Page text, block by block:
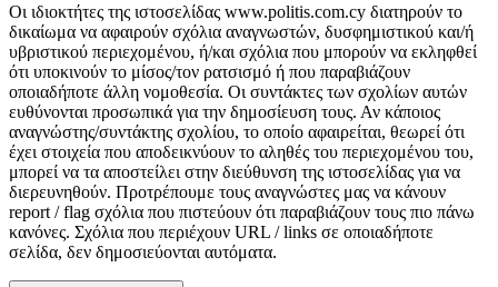
Οι ιδιοκτήτες της ιστοσελίδας www.politis.com.cy διατηρούν το
δικαίωμα να αφαιρούν σχόλια αναγνωστών, δυσφημιστικού και/ή
υβριστικού περιεχομένου, ή/και σχόλια που μπορούν να εκληφθεί
ότι υποκινούν το μίσος/τον ρατσισμό ή που παραβιάζουν
οποιαδήποτε άλλη νομοθεσία. Οι συντάκτες των σχολίων αυτών
ευθύνονται προσωπικά για την δημοσίευση τους. Αν κάποιος
αναγνώστης/συντάκτης σχολίου, το οποίο αφαιρείται, θεωρεί ότι
έχει στοιχεία που αποδεικνύουν το αληθές του περιεχομένου του,
μπορεί να τα αποστείλει στην διεύθυνση της ιστοσελίδας για να
διερευνηθούν. Προτρέπουμε τους αναγνώστες μας να κάνουν
report / flag σχόλια που πιστεύουν ότι παραβιάζουν τους πιο πάνω
κανόνες. Σχόλια που περιέχουν URL / links σε οποιαδήποτε
σελίδα, δεν δημοσιεύονται αυτόματα.